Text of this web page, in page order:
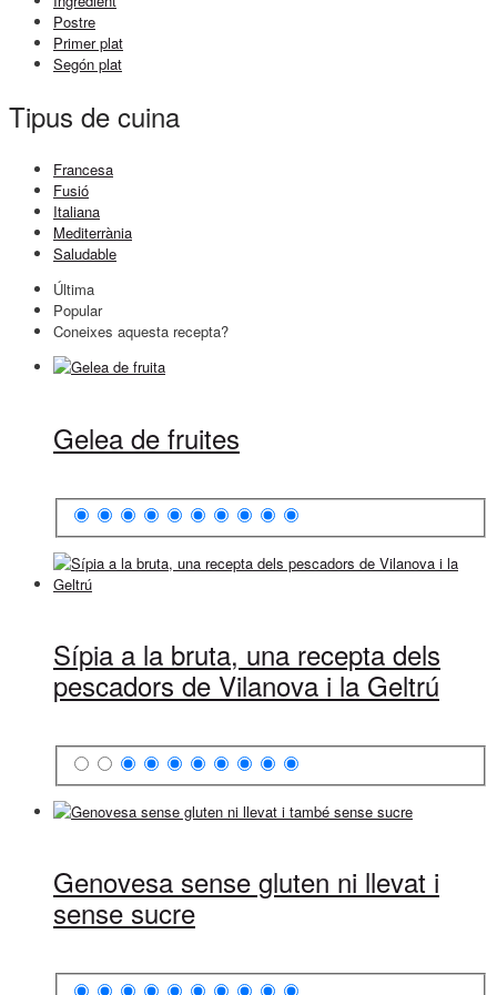
Postre
Primer plat
Segón plat
Tipus de cuina
Francesa
Fusió
Italiana
Mediterrània
Saludable
Última
Popular
Coneixes aquesta recepta?
Gelea de fruites
Sípia a la bruta, una recepta dels
pescadors de Vilanova i la Geltrú
Genovesa sense gluten ni llevat i
sense sucre